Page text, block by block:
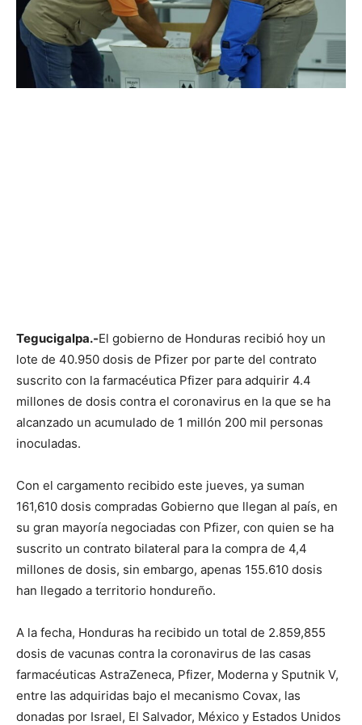
Tegucigalpa.-El gobierno de Honduras recibió hoy un
lote de 40.950 dosis de Pfizer por parte del contrato
suscrito con la farmacéutica Pfizer para adquirir 4.4
millones de dosis contra el coronavirus en la que se ha
alcanzado un acumulado de 1 millón 200 mil personas
inoculadas.
Con el cargamento recibido este jueves, ya suman
161,610 dosis compradas Gobierno que llegan al país, en
su gran mayoría negociadas con Pfizer, con quien se ha
suscrito un contrato bilateral para la compra de 4,4
millones de dosis, sin embargo, apenas 155.610 dosis
han llegado a territorio hondureño.
A la fecha, Honduras ha recibido un total de 2.859,855
dosis de vacunas contra la coronavirus de las casas
farmacéuticas AstraZeneca, Pfizer, Moderna y Sputnik V,
entre las adquiridas bajo el mecanismo Covax, las
donadas por Israel, El Salvador, México y Estados Unidos